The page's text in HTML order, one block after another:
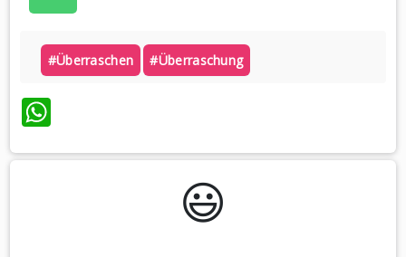
#überraschen #überraschung
WhatsApp
😃️